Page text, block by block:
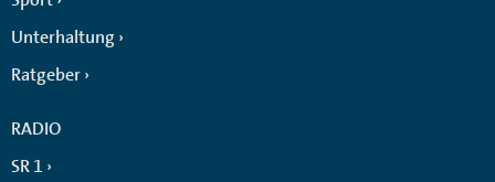
Unterhaltung
Ratgeber
RADIO
SR 1